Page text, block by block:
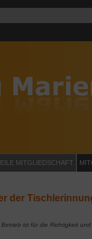
MITGLIEDSCHAFT
der
Betrieb ist für die Richtigkeit